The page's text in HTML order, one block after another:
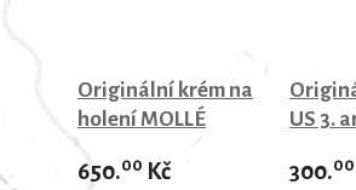
Originální krém na
holení MOLLÉ
650.00 Kč
US 3.
300.00